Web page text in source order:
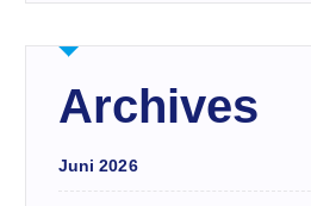
Archives
Juni 2026